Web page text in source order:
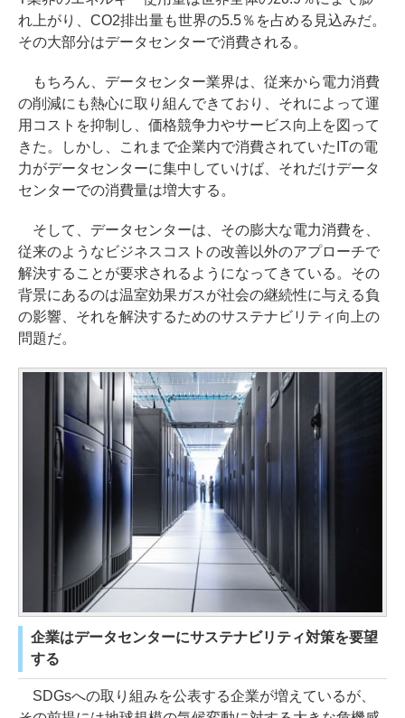
れ上がり、CO2排出量も世界の5.5％を占める見込みだ。
その大部分はデータセンターで消費される。
もちろん、データセンター業界は、従来から電力消費
の削減にも熱心に取り組んできており、それによって運
用コストを抑制し、価格競争力やサービス向上を図って
きた。しかし、これまで企業内で消費されていたITの電
力がデータセンターに集中していけば、それだけデータ
センターでの消費量は増大する。
そして、データセンターは、その膨大な電力消費を、
従来のようなビジネスコストの改善以外のアプローチで
解決することが要求されるようになってきている。その
背景にあるのは温室効果ガスが社会の継続性に与える負
の影響、それを解決するためのサステナビリティ向上の
問題だ。
企業はデータセンターにサステナビリティ対策を要望
する
SDGsへの取り組みを公表する企業が増えているが、